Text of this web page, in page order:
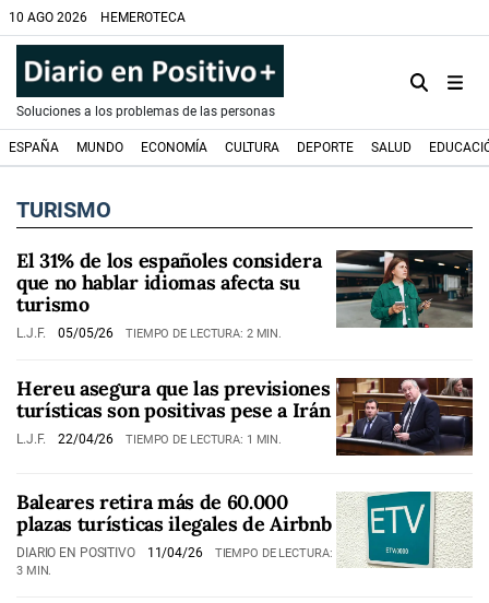
10 AGO 2026 HEMEROTECA
Soluciones a los problemas de las personas
ESPAÑA MUNDO ECONOMÍA CULTURA DEPORTE SALUD
TURISMO
El 31% de los españoles considera
que no hablar idiomas afecta su
turismo
L.J.F. 05/05/26 TIEMPO DE LECTURA: 2 MIN.
Hereu asegura que las previsiones
turísticas son positivas pese a Irán
L.J.F. 22/04/26 TIEMPO DE LECTURA: 1 MIN.
Baleares retira más de 60.000
plazas turísticas ilegales de Airbnb
DIARIO EN POSITIVO 11/04/26
TIEMPO DE LECTURA:
3 MIN.